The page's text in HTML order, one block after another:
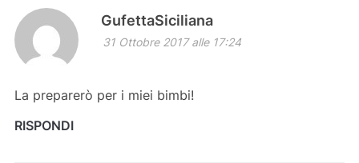
GufettaSiciliana
31 Ottobre 2017 alle 17:24
La preparerò per i miei bimbi!
RISPONDI